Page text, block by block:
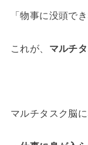
「物事に没頭で
これが、 マルチ
マルチタスク脳